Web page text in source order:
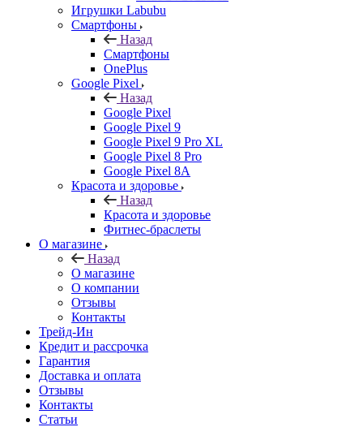
Игрушки Labubu
Смартфоны
Назад
Смартфоны
OnePlus
Google Pixel
Назад
Google Pixel
Google Pixel 9
Google Pixel 9 Pro XL
Google Pixel 8 Pro
Google Pixel 8A
Красота и здоровье
Назад
Красота и здоровье
Фитнес-браслеты
О магазине
Назад
О магазине
О компании
Отзывы
Контакты
Трейд-Ин
Кредит и рассрочка
Гарантия
Доставка и оплата
Отзывы
Контакты
Статьи